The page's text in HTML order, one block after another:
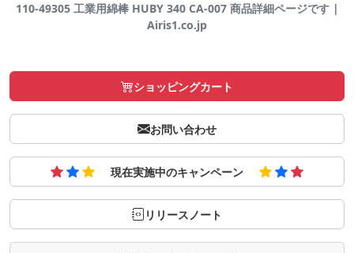
110-49305 工業用綿棒 HUBY 340 CA-007 商品詳細ページです |
Airis1.co.jp
ショッピングカート
お問い合わせ
現在実施中のキャンペーン
リリースノート